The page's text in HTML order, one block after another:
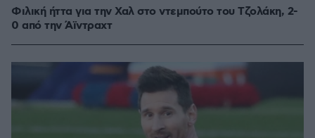
Φιλική ήττα για την Χαλ στο ντεμπούτο του Τζολάκη, 2-
0 από την Άϊντραχτ